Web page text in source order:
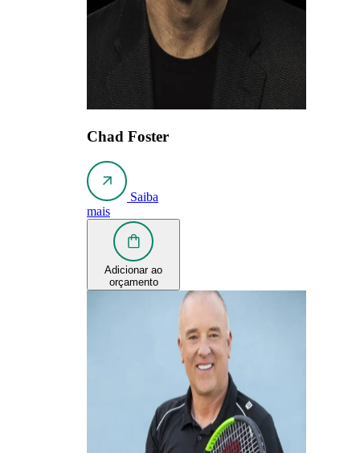
Chad Foster
Saiba
mais
Adicionar ao
orçamento